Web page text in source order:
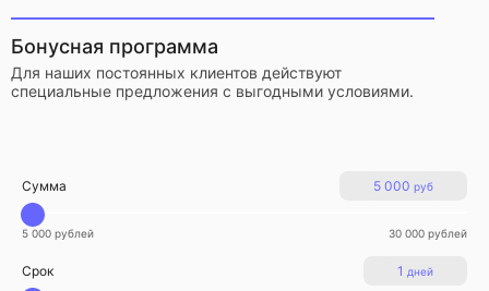
Бонусная программа
Для наших постоянных клиентов действуют
специальные предложения с выгодными условиями.
5 000 руб
Сумма
5 000 рублей 30 000 рублей
1 дней
Срок